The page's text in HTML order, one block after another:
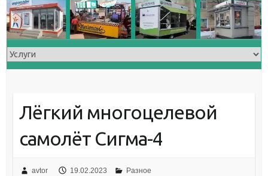
Лёгкий многоцелевой
самолёт Сигма-4
avtor 19.02.2023 Разное